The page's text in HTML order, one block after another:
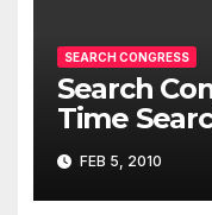
SEARCH CONGRESS
Search
Time
Content y
FEB 5, 2010